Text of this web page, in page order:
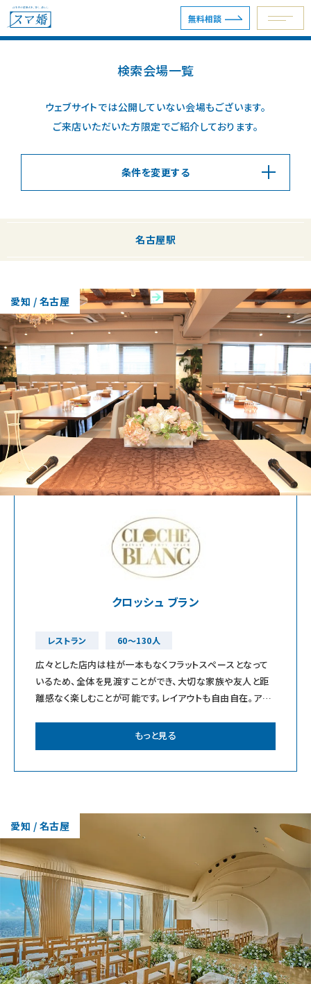
無料相談
無料相談 資料請求
会場別見積例
装花・ドレス・料理
フェア＆キャンペーン
安さの秘密
ウェディングレポート
結婚準備ガイド
お知らせ
無料相談お申込み
LINEで無料相談予約
予約専用ダイヤル 0120-098-754
検索会場一覧
ウェブサイトでは公開していない会場もございます。
ご来店いただいた方限定でご紹介しております。
名古屋駅
愛知 / 名古屋
クロッシュ ブラン
レストラン 60～130人
広々とした店内は柱が一本もなくフラットスペースとなって
いるため、全体を見渡すことができ、大切な家族や友人と距
離感なく楽しむことが可能です。レイアウトも自由自在。アジ
もっと見る
愛知 / 名古屋
条件を変更する